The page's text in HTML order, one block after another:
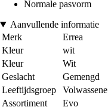
Normale pasvorm
Aanvullende informatie
Merk
Errea
Kleur
wit
Kleur
Wit
Geslacht
Gemengd
Leeftijdsgroep
Volwassene
Assortiment
Evo